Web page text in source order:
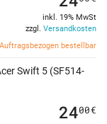
Auftragsbezogen bestellbar
inkl. 19% MwSt
zzgl. Versandkosten
Swift 5 (SF514-
2400€